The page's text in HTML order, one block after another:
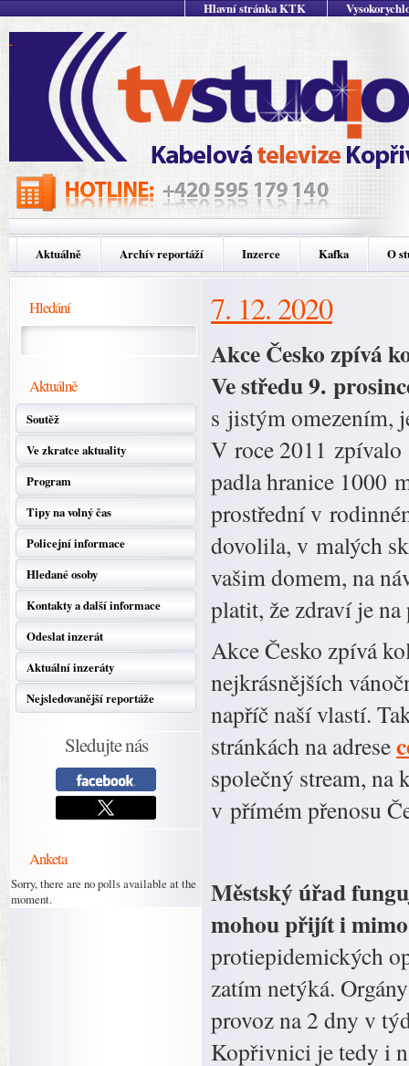
Hlavní stránka KTK
Aktuálně Archív reportáží Inzerce Kafka O
Hledání
Aktuálně
Soutěž
Ve zkratce aktuality
Program
Tipy na volný čas
Policejní informace
Hledané osoby
Kontakty a další informace
Odeslat inzerát
Aktuální inzeráty
Nejsledovanější reportáže
Sledujte nás
Anketa
Sorry, there are no polls available at the
moment.
7. 12. 2020
Akce Česko zpívá
Ve středu 9.
s jistým omezením,
V roce 2011
padla hranice 1000
prostřední v
dovolila, v malých
vašim domem, na
platit, že zdraví je
Akce Česko zpívá
nejkrásnějších
napříč naší vlastí.
stránkách na adrese
společný stream, na
v přímém přenosu
Městský úřad
mohou přijít i
protiepidemických
zatím netýká.
provoz na 2 dny v
Kopřivnici je tedy i